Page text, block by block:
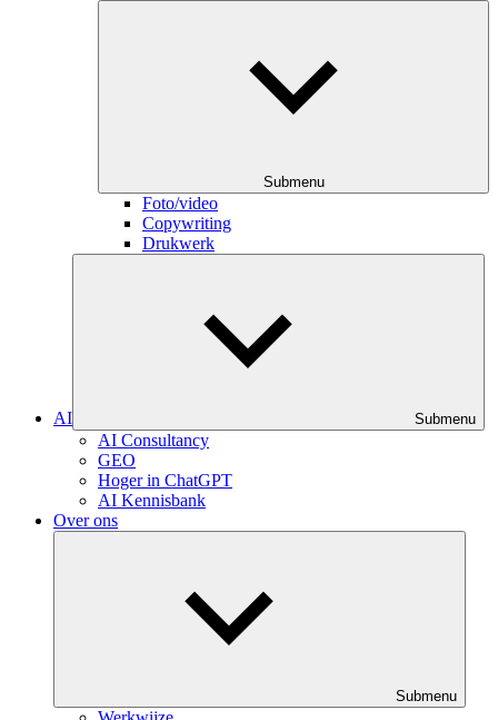
Submenu
Foto/video
Copywriting
Drukwerk
AI Submenu
AI Consultancy
GEO
Hoger in ChatGPT
AI Kennisbank
Over ons
Submenu